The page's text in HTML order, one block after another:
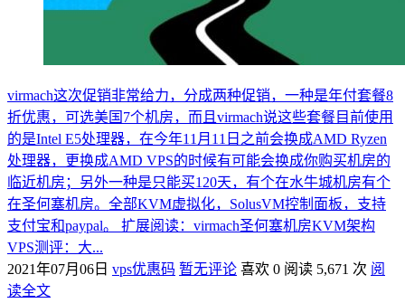
virmach这次促销非常给力，分成两种促销，一种是年付套餐8
折优惠，可选美国7个机房，而且virmach说这些套餐目前使用
的是Intel E5处理器，在今年11月11日之前会换成AMD Ryzen
处理器，更换成AMD VPS的时候有可能会换成你购买机房的
临近机房；另外一种是只能买120天，有个在水牛城机房有个
在圣何塞机房。全部KVM虚拟化，SolusVM控制面板，支持
支付宝和paypal。 扩展阅读：virmach圣何塞机房KVM架构
VPS测评：大...
2021年07月06日 vps优惠码 暂无评论 喜欢 0 阅读 5,671 次 阅
读全文